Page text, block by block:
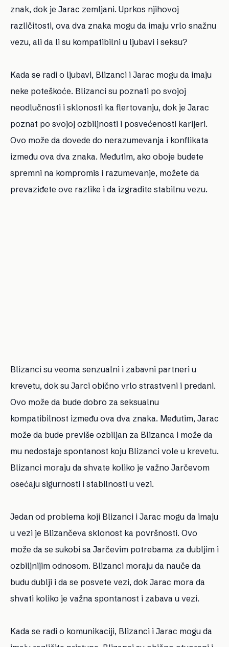
znak, dok je Jarac zemljani. Uprkos njihovoj
različitosti, ova dva znaka mogu da imaju vrlo snažnu
vezu, ali da li su kompatibilni u ljubavi i seksu?
Kada se radi o ljubavi, Blizanci i Jarac mogu da imaju
neke poteškoće. Blizanci su poznati po svojoj
neodlučnosti i sklonosti ka flertovanju, dok je Jarac
poznat po svojoj ozbiljnosti i posvećenosti karijeri.
Ovo može da dovede do nerazumevanja i konflikata
između ova dva znaka. Međutim, ako oboje budete
spremni na kompromis i razumevanje, možete da
prevaziđete ove razlike i da izgradite stabilnu vezu.
Blizanci su veoma senzualni i zabavni partneri u
krevetu, dok su Jarci obično vrlo strastveni i predani.
Ovo može da bude dobro za seksualnu
kompatibilnost između ova dva znaka. Međutim, Jarac
može da bude previše ozbiljan za Blizanca i može da
mu nedostaje spontanost koju Blizanci vole u krevetu.
Blizanci moraju da shvate koliko je važno Jarčevom
osećaju sigurnosti i stabilnosti u vezi.
Jedan od problema koji Blizanci i Jarac mogu da imaju
u vezi je Blizančeva sklonost ka površnosti. Ovo
može da se sukobi sa Jarčevim potrebama za dubljim i
ozbiljnijim odnosom. Blizanci moraju da nauče da
budu dublji i da se posvete vezi, dok Jarac mora da
shvati koliko je važna spontanost i zabava u vezi.
Kada se radi o komunikaciji, Blizanci i Jarac mogu da